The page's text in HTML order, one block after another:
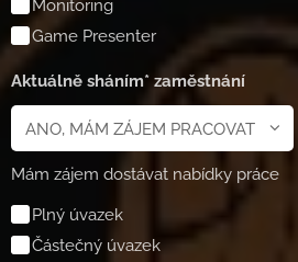
Monitoring
Game Presenter
Aktuálně sháním* zaměstnání
Mám zájem dostávat nabídky práce
Plný úvazek
Částečný úvazek